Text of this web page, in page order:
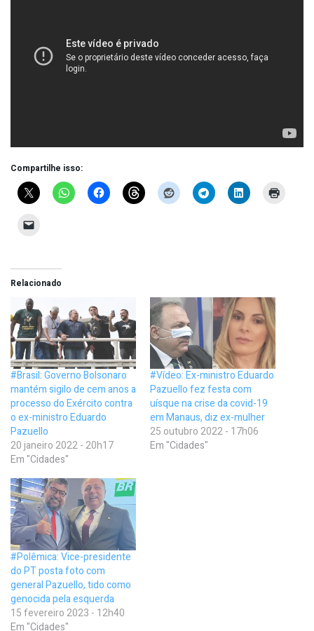
Compartilhe isso:
Relacionado
#Brasil: Governo Bolsonaro
mantém sigilo de cem anos a
processo do Exército contra
o ex-ministro Eduardo
Pazuello
20 janeiro 2022 - 20h17
Em "Cidades"
#Vídeo: Ex-ministro Eduardo
Pazuello fez festa com
uísque na crise da covid-19
em Manaus, diz ex-mulher
25 outubro 2022 - 17h06
Em "Cidades"
#Polêmica: Vice-presidente
do PT posta foto com
general Pazuello, tido como
genocida pela esquerda
15 fevereiro 2023 - 12h40
Em "Cidades"